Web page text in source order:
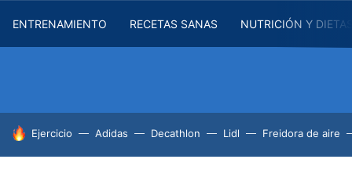
ENTRENAMIENTO RECETAS SANAS NUTRICIÓN Y
HOY SE HABLA DE
Ejercicio Adidas Decathlon Lidl Freidora de aire